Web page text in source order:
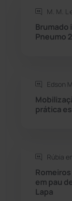
Rio de
Rio do
Saúde
Seabra
Sítio do
Sudoeste
M. M. L
Brumado
Pneumo
Edson
prática
Rúbia
em pau
Lapa